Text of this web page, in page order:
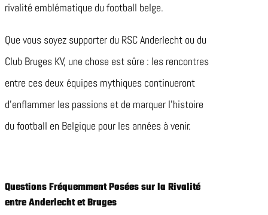
rivalité emblématique du football belge.
Que vous soyez supporter du RSC Anderlecht ou du
Club Bruges KV, une chose est sûre : les rencontres
entre ces deux équipes mythiques continueront
d’enflammer les passions et de marquer l’histoire
du football en Belgique pour les années à venir.
Questions Fréquemment Posées sur la Rivalité
entre Anderlecht et Bruges